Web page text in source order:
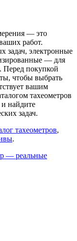
— это
работ.
задач, электронные
— для
покупкой
чтобы выбрать
вашим
тахеометров
и найдите
задач.
тахеометров,
.
— реальные